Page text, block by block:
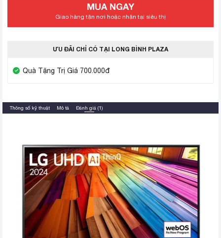
MUA NGAY
Giao hàng tận nơi hoặc nhận tại siêu thị
ƯU ĐÃI CHỈ CÓ TẠI LONG BÌNH PLAZA
Quà Tặng Trị Giá 700.000đ
Thông số kỹ thuật Mô tả Đánh giá (1)